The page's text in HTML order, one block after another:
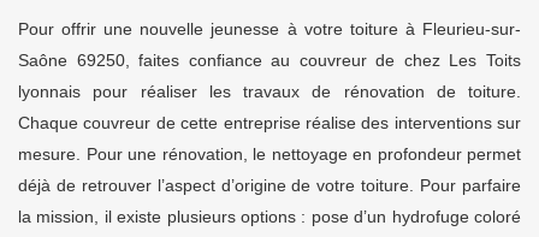
Pour offrir une nouvelle jeunesse à votre toiture à Fleurieu-sur-
Saône 69250, faites confiance au couvreur de chez Les Toits
lyonnais pour réaliser les travaux de rénovation de toiture.
Chaque couvreur de cette entreprise réalise des interventions sur
mesure. Pour une rénovation, le nettoyage en profondeur permet
déjà de retrouver l’aspect d’origine de votre toiture. Pour parfaire
la mission, il existe plusieurs options : pose d’un hydrofuge coloré